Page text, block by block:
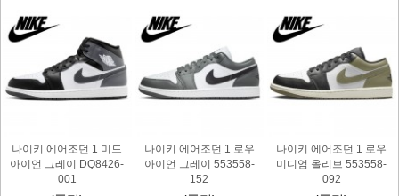
나이키 에어조던 1 미드
아이언 그레이 DQ8426-
001
나이키 에어조던 1 로우
아이언 그레이 553558-
152
나이키 에어조던 1 로우
미디엄 올리브 553558-
092